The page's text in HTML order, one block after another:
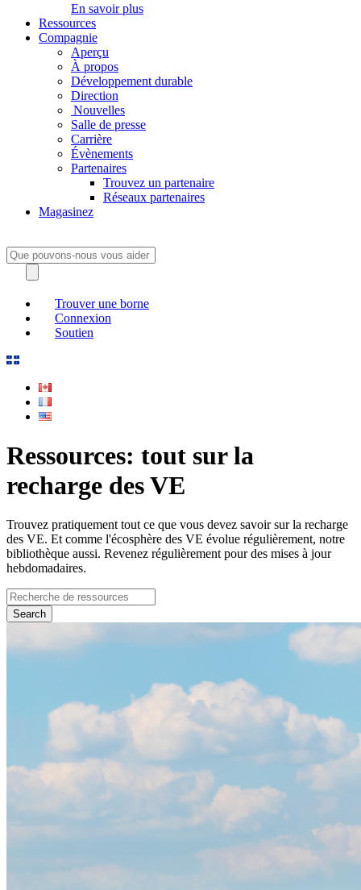
En savoir plus
Ressources
Compagnie
Aperçu
À propos
Développement durable
Direction
Nouvelles
Salle de presse
Carrière
Évènements
Partenaires
Trouvez un partenaire
Réseaux partenaires
Magasinez
Trouver une borne
Connexion
Soutien
Ressources: tout sur la
recharge des VE
Trouvez pratiquement tout ce que vous devez savoir sur la recharge
des VE. Et comme l'écosphère des VE évolue régulièrement, notre
bibliothèque aussi. Revenez régulièrement pour des mises à jour
hebdomadaires.